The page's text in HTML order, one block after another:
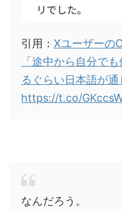
引用： Xユーザーの
「途中から自分で
るぐらい日本語が通
https://t.co/
なんだろう。